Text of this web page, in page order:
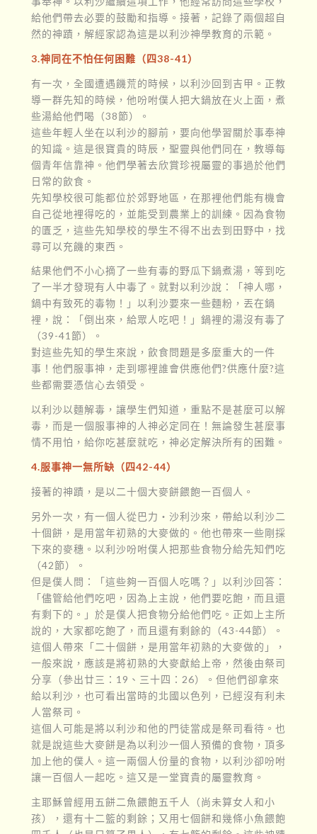
給他們帶去必要的鼓勵和指導。接著，記錄了兩個超自
然的神蹟，解經家認為這是以利沙神學教育的示範。
3.神同在不怕任何困難（四38-41）
有一次，全國遭遇饑荒的時候，以利沙回到吉甲。正教
導一群先知的時候，他吩咐僕人把大鍋放在火上面，煮
些湯給他們喝（38節）。
這些年輕人坐在以利沙的腳前，要向他學習關於事奉神
的知識。這是很寶貴的時辰，聖靈與他們同在，教導每
個青年信靠神。他們學著去欣賞珍視屬靈的事過於他們
日常的飲食。
先知學校很可能都位於郊野地區，在那裡他們能有機會
自己從地裡得吃的，並能受到農業上的訓練。因為食物
的匱乏，這些先知學校的學生不得不出去到田野中，找
尋可以充饑的東西。
結果他們不小心摘了一些有毒的野瓜下鍋煮湯，等到吃
了一半才發現有人中毒了。就對以利沙說：「神人哪，
鍋中有致死的毒物！」以利沙要來一些麵粉，丟在鍋
裡，說：「倒出來，給眾人吃吧！」鍋裡的湯沒有毒了
（39-41節）。
對這些先知的學生來說，飲食問題是多麼重大的一件
事！他們服事神，走到哪裡誰會供應他們?供應什麼?這
些都需要憑信心去領受。
以利沙以麵解毒，讓學生們知道，重點不是甚麼可以解
毒，而是一個服事神的人神必定同在！無論發生甚麼事
情不用怕，給你吃甚麼就吃，神必定解決所有的困難。
4.服事神一無所缺（四42-44）
接著的神蹟，是以二十個大麥餅餵飽一百個人。
另外一次，有一個人從巴力‧沙利沙來，帶給以利沙二
十個餅，是用當年初熟的大麥做的。他也帶來一些剛採
下來的麥穗。以利沙吩咐僕人把那些食物分給先知們吃
（42節）。
但是僕人問：「這些夠一百個人吃嗎？」以利沙回答：
「儘管給他們吃吧，因為上主說，他們要吃飽，而且還
有剩下的。」於是僕人把食物分給他們吃。正如上主所
說的，大家都吃飽了，而且還有剩餘的（43-44節）。
這個人帶來「二十個餅，是用當年初熟的大麥做的」，
一般來說，應該是將初熟的大麥獻給上帝，然後由祭司
分享（參出廿三：19、三十四：26）。但他們卻拿來
給以利沙，也可看出當時的北國以色列，已經沒有利未
人當祭司。
這個人可能是將以利沙和他的門徒當成是祭司看待。也
就是說這些大麥餅是為以利沙一個人預備的食物，頂多
加上他的僕人。這一兩個人份量的食物，以利沙卻吩咐
讓一百個人一起吃。這又是一堂寶貴的屬靈教育。
主耶穌曾經用五餅二魚餵飽五千人（尚未算女人和小
孩），還有十二籃的剩餘；又用七個餅和幾條小魚餵飽